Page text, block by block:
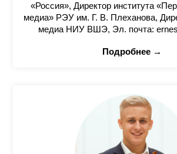
«Россия», Директор института
медиа» РЭУ им. Г. В. Плеханова,
медиа НИУ ВШЭ, Эл. почта:
Подробнее →